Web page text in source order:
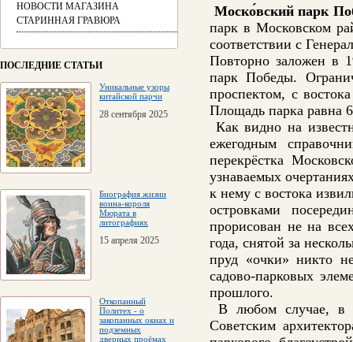
НОВОСТИ МАГАЗИНА
СТАРИННАЯ ГРАВЮРА
ПОСЛЕДНИЕ СТАТЬИ
Уникальные узоры
китайской парчи
28 сентября 2025
Биография жизни
воина-короля
Мюрата в
литографиях
15 апреля 2025
Откопанный
Политех - о
закопанных окнах и
подземных
дверных проёмах
Моско́вский парк
парк в Московском
соответствии с
Повторно заложен в
парк Победы.
проспектом, с
Площадь парка равна
Как видно на
ежегодным
перекрёстка
узнаваемых
к нему с востока
островками
прорисован не на
года, снятой за
пруд «очки» никто
садово-парковых
прошлого.
В любом случае, в
Советским